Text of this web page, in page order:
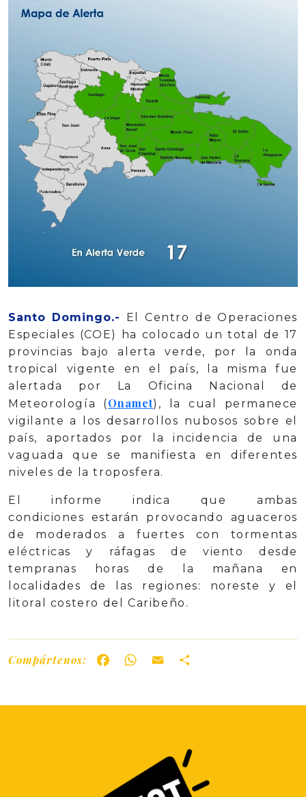
Santo Domingo.-
El Centro de Operaciones
Especiales (COE) ha colocado un total de 17
provincias bajo alerta verde, por la onda
tropical vigente en el país, la misma fue
alertada por La Oficina Nacional de
Meteorología (Onamet), la cual permanece
vigilante a los desarrollos nubosos sobre el
país, aportados por la incidencia de una
vaguada que se manifiesta en diferentes
niveles de la troposfera.
El informe indica que ambas
condiciones estarán provocando aguaceros
de moderados a fuertes con tormentas
eléctricas y ráfagas de viento desde
tempranas horas de la mañana en
localidades de las regiones: noreste y el
litoral costero del Caribeño.
Compártenos: FacebookWhatsApp
Email